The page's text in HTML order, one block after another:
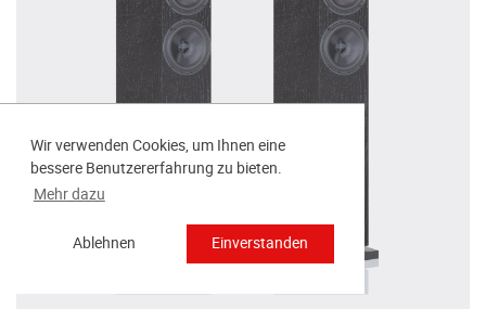
Wir verwenden Cookies, um Ihnen eine
bessere Benutzererfahrung zu bieten.
Mehr dazu
Ablehnen Einverstanden